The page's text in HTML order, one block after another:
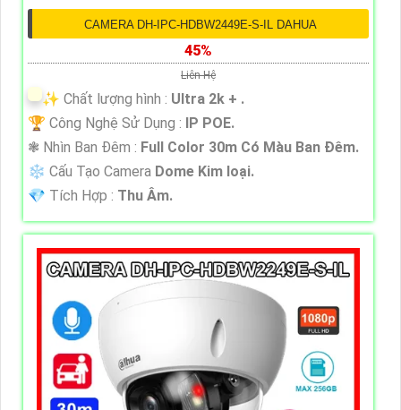
CAMERA DH-IPC-HDBW2449E-S-IL DAHUA
45%
Liên Hệ
✨ Chất lượng hình : Ultra 2k + .
🏆 Công Nghệ Sử Dụng :
IP POE.
❃ Nhìn Ban Đêm : Full Color 30m Có Màu Ban Ðêm.
❄ Cấu Tạo Camera Dome Kim loại.
️💎 Tích Hợp : Thu Âm.